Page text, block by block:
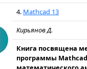
4. Mathcad 13
Кирьянов Д.
Книга посвящена
программы